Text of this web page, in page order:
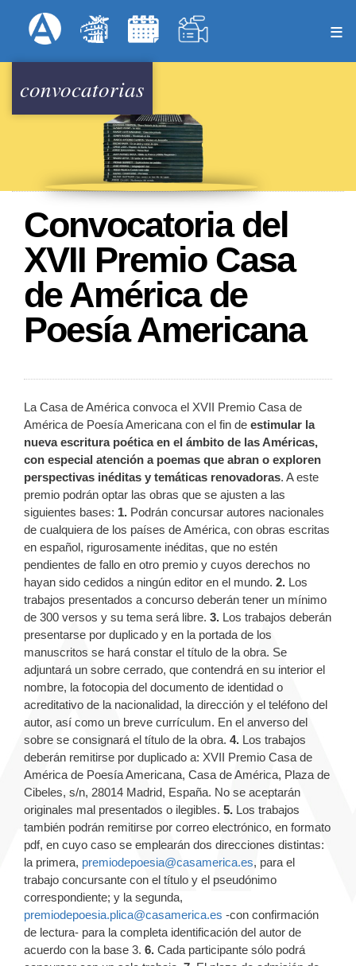
al
Menú Superior
convocatorias
Convocatoria del
XVII Premio Casa
de América de
Poesía Americana
La Casa de América convoca el XVII Premio Casa de
América de Poesía Americana con el fin de estimular la
nueva escritura poética en el ámbito de las Américas,
con especial atención a poemas que abran o exploren
perspectivas inéditas y temáticas renovadoras. A este
premio podrán optar las obras que se ajusten a las
siguientes bases: 1. Podrán concursar autores nacionales
de cualquiera de los países de América, con obras escritas
en español, rigurosamente inéditas, que no estén
pendientes de fallo en otro premio y cuyos derechos no
hayan sido cedidos a ningún editor en el mundo. 2. Los
trabajos presentados a concurso deberán tener un mínimo
de 300 versos y su tema será libre. 3. Los trabajos deberán
presentarse por duplicado y en la portada de los
manuscritos se hará constar el título de la obra. Se
adjuntará un sobre cerrado, que contendrá en su interior el
nombre, la fotocopia del documento de identidad o
acreditativo de la nacionalidad, la dirección y el teléfono del
autor, así como un breve currículum. En el anverso del
sobre se consignará el título de la obra. 4. Los trabajos
deberán remitirse por duplicado a: XVII Premio Casa de
América de Poesía Americana, Casa de América, Plaza de
Cibeles, s/n, 28014 Madrid, España. No se aceptarán
originales mal presentados o ilegibles. 5. Los trabajos
también podrán remitirse por correo electrónico, en formato
pdf, en cuyo caso se emplearán dos direcciones distintas:
la primera, premiodepoesia@casamerica.es, para el
trabajo concursante con el título y el pseudónimo
correspondiente; y la segunda,
premiodepoesia.plica@casamerica.es -con confirmación
de lectura- para la completa identificación del autor de
acuerdo con la base 3. 6. Cada participante sólo podrá